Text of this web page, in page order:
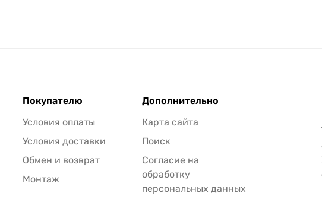
Покупателю
Условия оплаты
Условия доставки
Обмен и возврат
Монтаж
Дополнительно
Карта сайта
Поиск
Согласие на
обработку
персональных данных